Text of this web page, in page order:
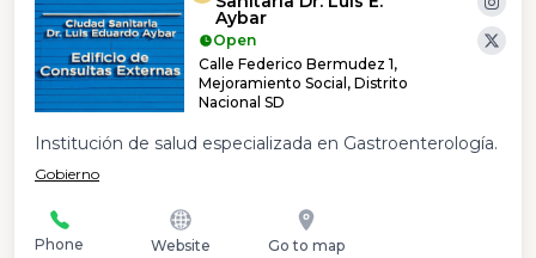
Aybar
Open
Calle Federico Bermudez 1,
Mejoramiento Social, Distrito
Nacional SD
Institución de salud especializada en Gastroenterología.
Gobierno
Phone Website Go to map